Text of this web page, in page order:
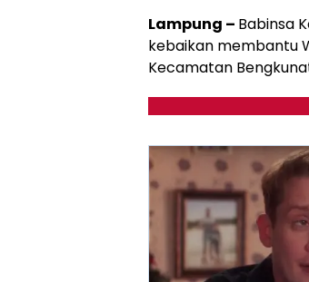
Lampung – Babinsa
kebaikan membantu
Kecamatan